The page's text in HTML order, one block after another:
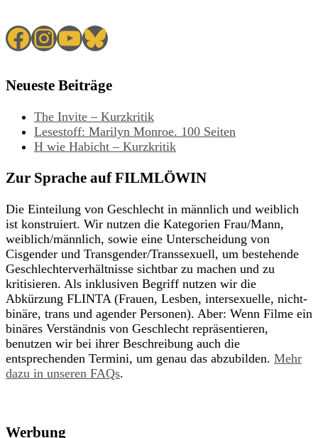
Facebook
Instagram
YouTube
Bluesky
Neueste Beiträge
The Invite – Kurzkritik
Lesestoff: Marilyn Monroe. 100 Seiten
H wie Habicht – Kurzkritik
Zur Sprache auf FILMLÖWIN
Die Einteilung von Geschlecht in männlich und weiblich
ist konstruiert. Wir nutzen die Kategorien Frau/Mann,
weiblich/männlich, sowie eine Unterscheidung von
Cisgender und Transgender/Transsexuell, um bestehende
Geschlechterverhältnisse sichtbar zu machen und zu
kritisieren. Als inklusiven Begriff nutzen wir die
Abkürzung FLINTA (Frauen, Lesben, intersexuelle, nicht-
binäre, trans und agender Personen). Aber: Wenn Filme ein
binäres Verständnis von Geschlecht repräsentieren,
benutzen wir bei ihrer Beschreibung auch die
entsprechenden Termini, um genau das abzubilden. Mehr
dazu in unseren FAQs.
Werbung